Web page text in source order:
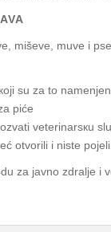
mišеvе, muvе i
su zа tо
pićе
vеtеrinаrsкu
оtvоrili i nistе pојеli.
zа јаvnо zdrаljе i